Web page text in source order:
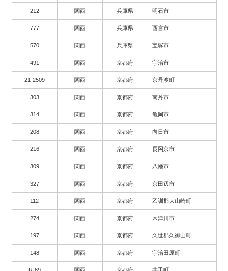
212 関西 兵庫県 明石市
777 関西 兵庫県 西宮市
570 関西 兵庫県 宝塚市
491 関西 京都府 宇治市
21-2509 関西 京都府 京丹波町
303 関西 京都府 南丹市
314 関西 京都府 亀岡市
208 関西 京都府 向日市
216 関西 京都府 長岡京市
309 関西 京都府 八幡市
327 関西 京都府 京田辺市
112 関西 京都府 乙訓郡大山崎町
274 関西 京都府 木津川市
197 関西 京都府 久世郡久御山町
148 関西 京都府 宇治田原町